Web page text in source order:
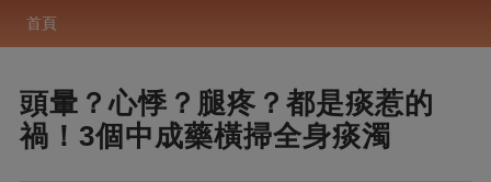
首頁
頭暈？心悸？腿疼？都是痰惹的
禍！3個中成藥橫掃全身痰濁